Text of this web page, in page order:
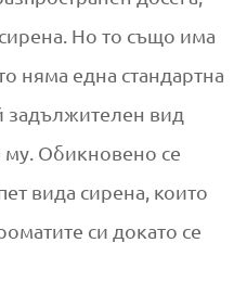
Но то също има
няма една стандартна
задължителен вид
му. Обикновено се
вида сирена, които
си докато се